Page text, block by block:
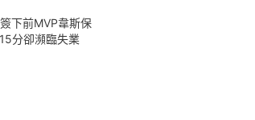
下前MVP韋斯保
分卻瀕臨失業